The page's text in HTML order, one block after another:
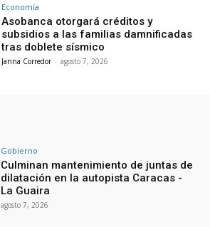
Economía
Asobanca otorgará créditos y
subsidios a las familias damnificadas
tras doblete sísmico
Janna Corredor - agosto 7, 2026
Gobierno
Culminan mantenimiento de juntas de
dilatación en la autopista Caracas -
La Guaira
agosto 7, 2026